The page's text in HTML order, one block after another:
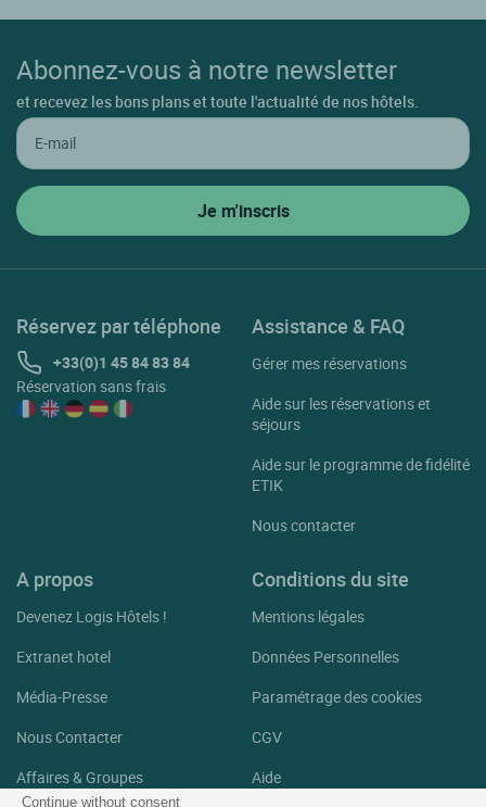
Continue without consent
Abonnez-vous à notre newsletter
et recevez les bons plans et toute l'actualité de nos hôtels.
Réservez par téléphone
+33(0)1 45 84 83 84
Réservation sans frais
Assistance & FAQ
Gérer mes réservations
Aide sur les réservations et
séjours
Aide sur le programme de fidélité
ETIK
Nous contacter
A propos
Devenez Logis Hôtels !
Extranet hotel
Média-Presse
Nous Contacter
Affaires & Groupes
Conditions du site
Mentions légales
Données Personnelles
Paramétrage des cookies
CGV
Aide